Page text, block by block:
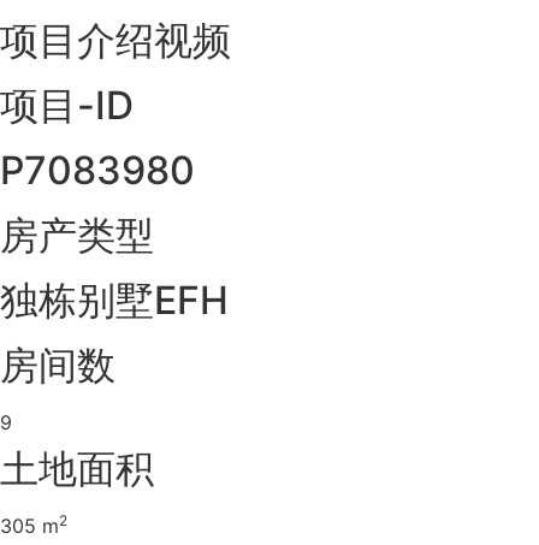
项目介绍视频
项目-ID
P7083980
房产类型
独栋别墅EFH
房间数
9
土地面积
305 m2